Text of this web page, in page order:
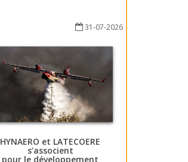
31-07-2026
HYNAERO et LATECOERE
s’associent
pour le développement